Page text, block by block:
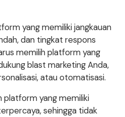
yang memiliki jangkauan
dan tingkat respons
memilih platform yang
blast marketing Anda,
atau otomatisasi.
platform yang memiliki
sehingga tidak